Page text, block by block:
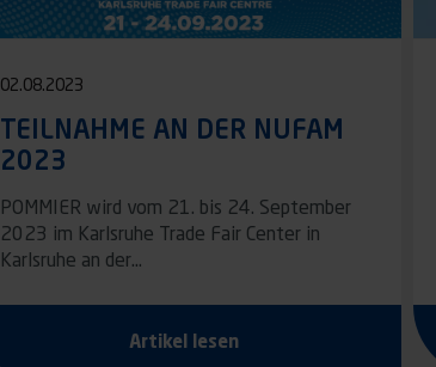
02.08.2023
TEILNAHME AN DER NUFAM
2023
POMMIER wird vom 21. bis 24. September
2023 im Karlsruhe Trade Fair Center in
Karlsruhe an der…
Artikel lesen